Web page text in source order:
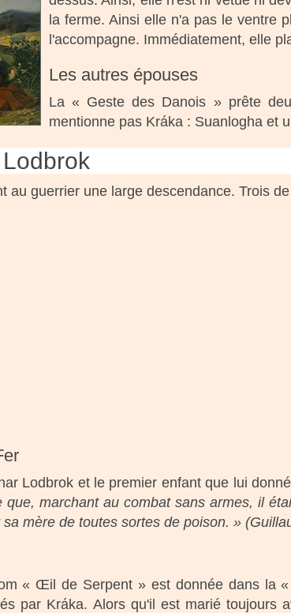
la ferme. Ainsi elle n'a pas le ventre
l'accompagne. Immédiatement, elle
Les autres épouses
La « Geste des Danois » prête
mentionne pas Kráka : Suanlogha et
au guerrier une large descendance. Trois
Lodbrok et le premier enfant que lui
que, marchant au combat sans armes, il
mère de toutes sortes de poison. »
« Œil de Serpent » est donnée dans la
par Kráka. Alors qu'il est marié toujours